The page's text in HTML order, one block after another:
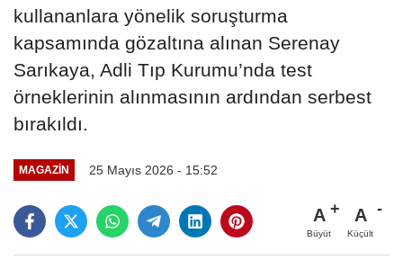
kullananlara yönelik soruşturma
kapsamında gözaltına alınan Serenay
Sarıkaya, Adli Tıp Kurumu’nda test
örneklerinin alınmasının ardından serbest
bırakıldı.
MAGAZIN 25 Mayıs 2026 - 15:52
A
Büyüt
A
Küçült